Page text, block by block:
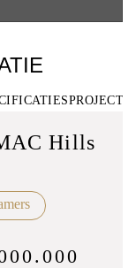
PROJECT
Hills